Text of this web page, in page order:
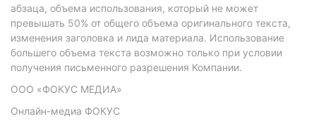
абзаца, объема использования, который не может
превышать 50% от общего объема оригинального текста,
изменения заголовка и лида материала. Использование
большего объема текста возможно только при условии
получения письменного разрешения Компании.
ООО «ФОКУС МЕДИА»
Онлайн-медиа ФОКУС